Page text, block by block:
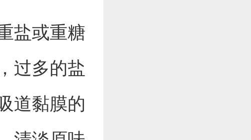
盐或重糖
过多的盐
道黏膜的